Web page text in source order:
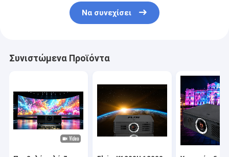
Να συνεχίσει
Συνιστώμενα Προϊόντα